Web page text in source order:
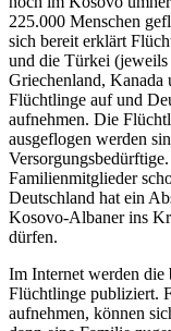
225.000 Menschen
sich bereit erklärt
und die Türkei
Griechenland, Kanada
Flüchtlinge auf und
aufnehmen. Die
ausgeflogen werden
Familienmitglieder
Deutschland hat ein
Kosovo-Albaner ins
dürfen.
Im Internet werden die
Flüchtlinge publiziert.
aufnehmen, können